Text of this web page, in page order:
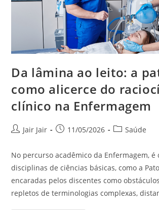
Da lâmina ao leito: a
como alicerce do
clínico na Enfermagem
Jair Jair 11/05/2026 Saúde
No percurso acadêmico da Enfermagem, é
disciplinas de ciências básicas, como a
encaradas pelos discentes como
repletos de terminologias complexas,